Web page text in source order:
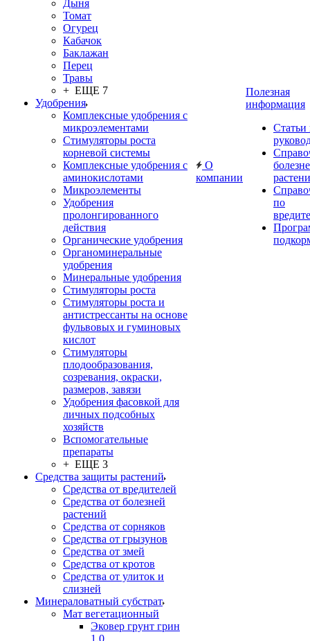
Дыня
Томат
Огурец
Кабачок
Баклажан
Перец
Травы
+ ЕЩЕ 7
Удобрения
Комплексные удобрения с
микроэлементами
Стимуляторы роста
корневой системы
Комплексные удобрения с
аминокислотами
Микроэлементы
Удобрения
пролонгированного
действия
Органические удобрения
Органоминеральные
удобрения
Минеральные удобрения
Стимуляторы роста
Стимуляторы роста и
антистрессанты на основе
фульвовых и гуминовых
кислот
Стимуляторы
плодообразования,
созревания, окраски,
размеров, завязи
Удобрения фасовкой для
личных подсобных
хозяйств
Вспомогательные
препараты
+ ЕЩЕ 3
Средства защиты растений
Средства от вредителей
Средства от болезней
растений
Средства от сорняков
Средства от грызунов
Средства от змей
Средства от кротов
Средства от улиток и
слизней
Минераловатный субстрат
Мат вегетационный
Эковер грунт грин
1.0
О
компании
Полезная
информация
Статьи
по